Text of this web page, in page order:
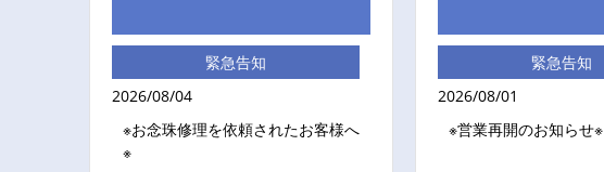
緊急告知
2026/08/04
※お念珠修理を依頼されたお客様へ
※
緊急告知
2026/08/01
※営業再開のお知らせ※